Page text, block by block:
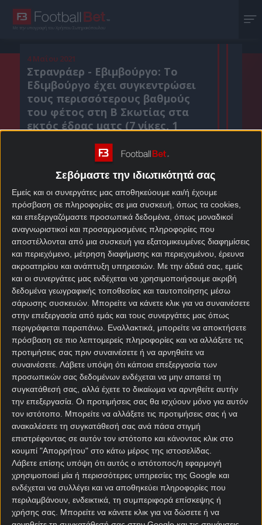
Σεβόμαστε την ιδιωτικότητά σας
Εμείς και οι συνεργάτες μας αποθηκεύουμε και/ή έχουμε
πρόσβαση σε πληροφορίες σε μια συσκευή, όπως τα cookies,
και επεξεργαζόμαστε προσωπικά δεδομένα, όπως μοναδικοί
αναγνωριστικοί και προσαρμοσμένες πληροφορίες που
αποστέλλονται από μια συσκευή για εξατομικευμένες διαφημίσεις
και περιεχόμενο, μέτρηση διαφήμισης και περιεχομένου, έρευνα
ακροατηρίου και ανάπτυξη υπηρεσιών. Με την άδειά σας, εμείς
και οι συνεργάτες μας ενδέχεται να χρησιμοποιήσουμε ακριβή
δεδομένα γεωγραφικής τοποθεσίας και ταυτοποίησης μέσω
σάρωσης συσκευών. Μπορείτε να κάνετε κλικ για να συναινέσετε
στην επεξεργασία από εμάς και τους συνεργάτες μας όπως
περιγράφεται παραπάνω. Εναλλακτικά, μπορείτε να αποκτήσετε
πρόσβαση σε πιο λεπτομερείς πληροφορίες και να αλλάξετε τις
προτιμήσεις σας πριν συναινέσετε ή να αρνηθείτε να
συναινέσετε. Λάβετε υπόψη ότι κάποια επεξεργασία των
προσωπικών σας δεδομένων ενδέχεται να μην απαιτεί τη
συγκατάθεσή σας, αλλά έχετε το δικαίωμα να αρνηθείτε αυτήν
την επεξεργασία. Οι προτιμήσεις σας θα ισχύουν μόνο για αυτόν
τον ιστότοπο. Μπορείτε να αλλάξετε τις προτιμήσεις σας ή να
ανακαλέσετε τη συγκατάθεσή σας ανά πάσα στιγμή
επιστρέφοντας σε αυτόν τον ιστότοπο και κάνοντας κλικ στο
κουμπί "Απορρήτου" στο κάτω μέρος της ιστοσελίδας.
Λάβετε επίσης υπόψη ότι αυτός ο ιστότοπος/η εφαρμογή
χρησιμοποιεί μία ή περισσότερες υπηρεσίες της Google και
ενδέχεται να συλλέγει και να αποθηκεύει πληροφορίες που
περιλαμβάνουν, ενδεικτικά, τη συμπεριφορά επίσκεψης ή
χρήσης σας. Μπορείτε να κάνετε κλικ για να δώσετε ή να
Με την υπογραφή του Χρήστου Σωτηρακόπουλου
4 Μαΐου 2021
Στρανράερ - Εβιμβούργο: Το
Εδιμβούργο έχει συγκεντρώσει
τους περισσότερους βαθμούς
του φέτος στη Β Σκωτίας στα
εκτός έδρας ματς (7 νίκες, 1
Κοιν. :
Πρόσθεσε το Footballbet.gr στην Google
ΣΤΟΙΧΗΜΑΤΙΚΕΣ ΠΡΟΣΦΟΡΕΣ *
Αρχική Σελίδα
Χρήστος Σωτηρακόπουλος
Προγνωστικά
Βαθμολογίες - Στατιστικά
Κουπόνι
Πρόγραμμα TV
Προσφορές*